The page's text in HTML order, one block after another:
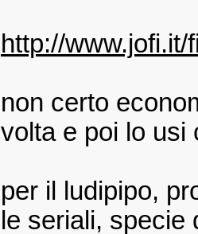
http://
non certo
volta e poi lo usi
per il ludipipo,
le seriali, specie